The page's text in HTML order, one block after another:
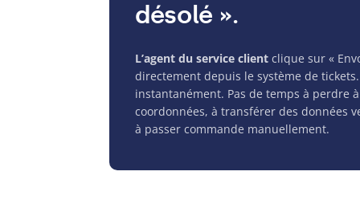
désolé ».
L’agent du service client clique sur «
directement depuis le système de
instantanément. Pas de temps à perdre
coordonnées, à transférer des données
à passer commande manuellement.